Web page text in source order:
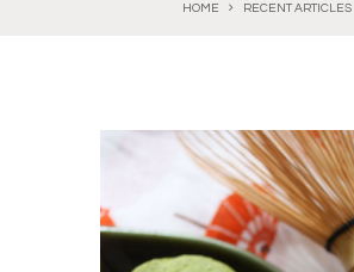
HOME RECENT ARTICLES